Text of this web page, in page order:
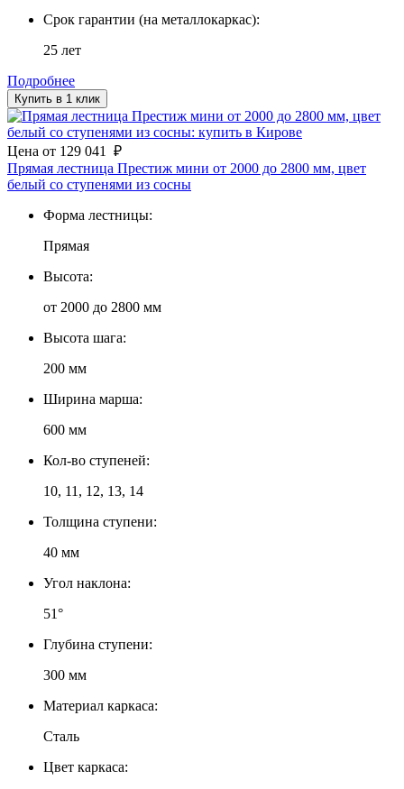
Срок гарантии (на металлокаркас):
25 лет
Подробнее
Купить в 1 клик
Цена от 129 041
₽
Прямая лестница Престиж мини от 2000 до 2800 мм, цвет
белый со ступенями из сосны
Форма лестницы:
Прямая
Высота:
от 2000 до 2800 мм
Высота шага:
200 мм
Ширина марша:
600 мм
Кол-во ступеней:
10, 11, 12, 13, 14
Толщина ступени:
40 мм
Угол наклона:
51°
Глубина ступени:
300 мм
Материал каркаса:
Сталь
Цвет каркаса: